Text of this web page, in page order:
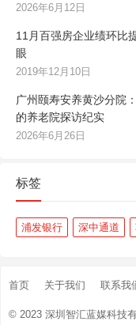
2026年6月12日
11月百强房企业绩环比
眼
2019年12月10日
广州颐寿安养黄沙分院
的养老院探访纪实
2026年6月26日
标签
浦发银行 深中通道
首页 关于我们 联系我
© 2023 深圳智汇蓝媒科技